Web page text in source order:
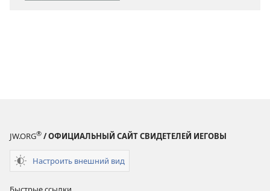
JW.ORG® / ОФИЦИАЛЬНЫЙ САЙТ СВИДЕТЕЛЕЙ ИЕГОВЫ
Настроить внешний вид